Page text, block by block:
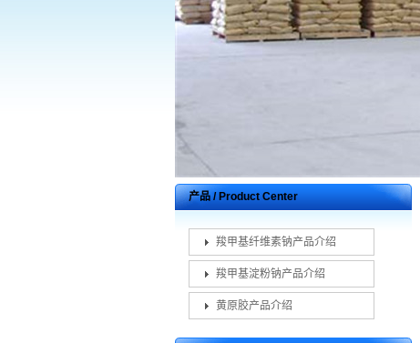
产品 / Product Center
羧甲基纤维素钠产品介绍
羧甲基淀粉钠产品介绍
黄原胶产品介绍